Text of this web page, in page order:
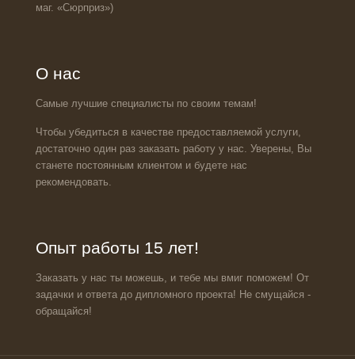
маг. «Сюрприз»)
О нас
Самые лучшие специалисты по своим темам!
Чтобы убедиться в качестве предоставляемой услуги,
достаточно один раз заказать работу у нас. Уверены, Вы
станете постоянным клиентом и будете нас
рекомендовать.
Опыт работы 15 лет!
Заказать у нас ты можешь, и тебе мы вмиг поможем! От
задачки и ответа до дипломного проекта! Не смущайся -
обращайся!